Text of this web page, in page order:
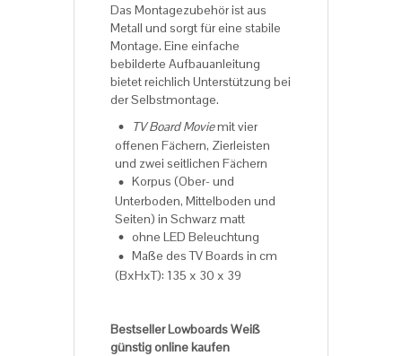
Das Montagezubehör ist aus
Metall und sorgt für eine stabile
Montage. Eine einfache
bebilderte Aufbauanleitung
bietet reichlich Unterstützung bei
der Selbstmontage.
TV Board Moviemit vier
offenen Fächern, Zierleisten
und zwei seitlichen Fächern
Korpus (Ober- und
Unterboden, Mittelboden und
Seiten) in Schwarz matt
ohne LED Beleuchtung
Maße des TV Boards in cm
(BxHxT): 135 x 30 x 39
Bestseller Lowboards Weiß
günstig online kaufen